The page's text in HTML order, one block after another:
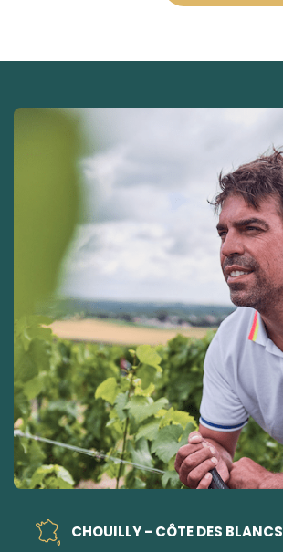
CHOUILLY - CÔTE DES BLANCS